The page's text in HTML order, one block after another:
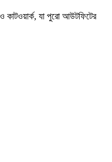
কাটওয়ার্ক, যা পুরো আউটফিটের